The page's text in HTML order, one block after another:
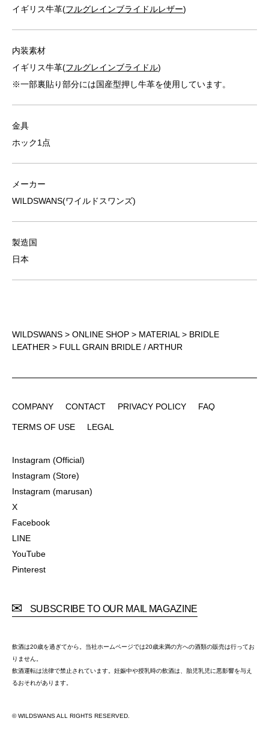
イギリス牛革(フルグレインブライドルレザー)
内装素材
イギリス牛革(フルグレインブライドル)
※一部裏貼り部分には国産型押し牛革を使用しています。
金具
ホック1点
メーカー
WILDSWANS(ワイルドスワンズ)
製造国
日本
WILDSWANS > ONLINE SHOP > MATERIAL> BRIDLE
LEATHER > FULL GRAIN BRIDLE / ARTHUR
COMPANY
CONTACT
PRIVACY POLICY
FAQ
TERMS OF USE
LEGAL
Instagram (Official)
Instagram (Store)
Instagram (marusan)
X
Facebook
LINE
YouTube
Pinterest
SUBSCRIBE TO OUR MAIL MAGAZINE
飲酒は20歳を過ぎてから。当社ホームページでは20歳未満の方への酒類の販売は行ってお
りません。
飲酒運転は法律で禁止されています。妊娠中や授乳時の飲酒は、胎児乳児に悪影響を与え
るおそれがあります。
© WILDSWANS ALL RIGHTS RESERVED.